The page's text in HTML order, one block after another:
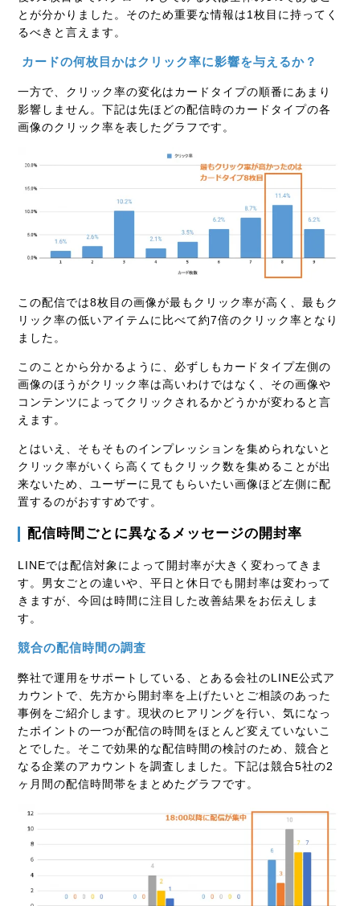
とが分かりました。そのため重要な情報は1枚目に持ってく
るべきと言えます。
カードの何枚目かはクリック率に影響を与えるか？
一方で、クリック率の変化はカードタイプの順番にあまり
影響しません。下記は先ほどの配信時のカードタイプの各
画像のクリック率を表したグラフです。
この配信では8枚目の画像が最もクリック率が高く、最もク
リック率の低いアイテムに比べて約7倍のクリック率となり
ました。
このことから分かるように、必ずしもカードタイプ左側の
画像のほうがクリック率は高いわけではなく、その画像や
コンテンツによってクリックされるかどうかが変わると言
えます。
とはいえ、そもそものインプレッションを集められないと
クリック率がいくら高くてもクリック数を集めることが出
来ないため、ユーザーに見てもらいたい画像ほど左側に配
置するのがおすすめです。
配信時間ごとに異なるメッセージの開封率
LINEでは配信対象によって開封率が大きく変わってきま
す。男女ごとの違いや、平日と休日でも開封率は変わって
きますが、今回は時間に注目した改善結果をお伝えしま
す。
競合の配信時間の調査
弊社で運用をサポートしている、とある会社のLINE公式ア
カウントで、先方から開封率を上げたいとご相談のあった
事例をご紹介します。現状のヒアリングを行い、気になっ
たポイントの一つが配信の時間をほとんど変えていないこ
とでした。そこで効果的な配信時間の検討のため、競合と
なる企業のアカウントを調査しました。下記は競合5社の2
ヶ月間の配信時間帯をまとめたグラフです。